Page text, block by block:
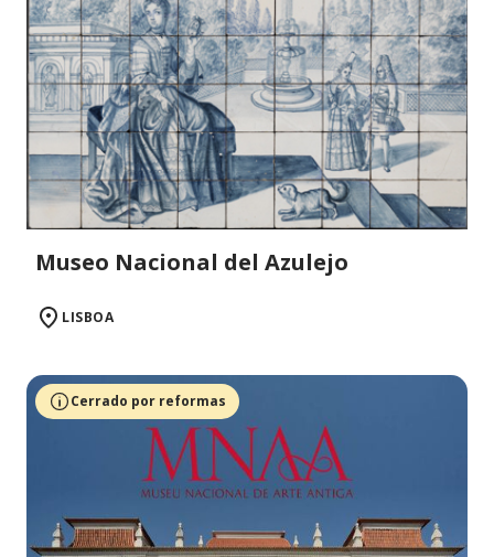
Museo Nacional del Azulejo
LISBOA
Cerrado por reformas